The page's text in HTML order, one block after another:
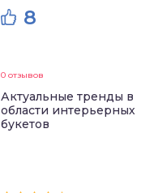
8
0 отзывов
Актуальные тренды в
области интерьерных
букетов